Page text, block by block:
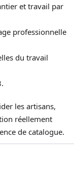
et travail par
professionnelle
du travail
les artisans,
réellement
de catalogue.